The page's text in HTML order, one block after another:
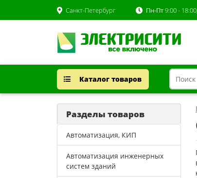
Санкт-Петербург Пн-Пт9:00 - 18:00,
Каталог товаров
Разделы товаров
Автоматизация, КИП
Автоматизация инженерных
систем зданий